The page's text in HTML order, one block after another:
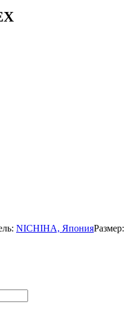
NICHIHA, ЯпонияРазмер: